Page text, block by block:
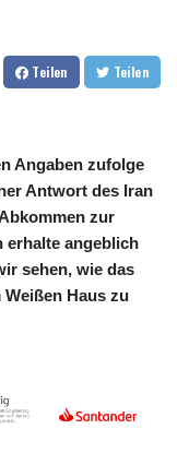
Teilen Teilen
Angaben zufolge
Antwort des Iran
zur
erhalte angeblich
sehen, wie das
Haus zu